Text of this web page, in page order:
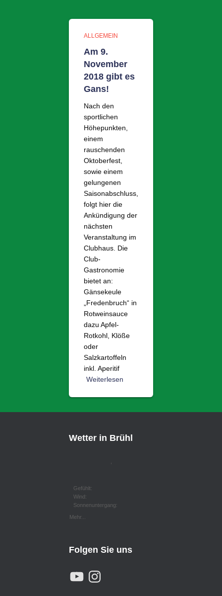
ALLGEMEIN
Am 9.
November
2018 gibt es
Gans!
Nach den
sportlichen
Höhepunkten,
einem
rauschenden
Oktoberfest,
sowie einem
gelungenen
Saisonabschluss,
folgt hier die
Ankündigung der
nächsten
Veranstaltung im
Clubhaus. Die
Club-
Gastronomie
bietet an:
Gänsekeule
„Fredenbruch“ in
Rotweinsauce
dazu Apfel-
Rotkohl, Klöße
oder
Salzkartoffeln
inkl. Aperitif
Weiterlesen
Wetter in Brühl
Gefühlt:
Wind:
Sonnenuntergang:
Mehr...
Folgen Sie uns
Y
O
N